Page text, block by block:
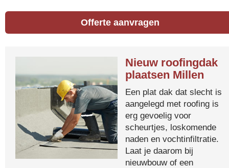
Offerte aanvragen
Nieuw roofingdak
plaatsen Millen
Een plat dak dat slecht is
aangelegd met roofing is
erg gevoelig voor
scheurtjes, loskomende
naden en vochtinfiltratie.
Laat je daarom bij
nieuwbouw of een